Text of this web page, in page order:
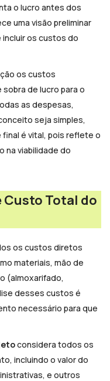
o lucro antes dos
uma visão preliminar
os custos do
os custos
de lucro para o
as despesas,
seja simples,
é vital, pois reflete o
na viabilidade do
Total do
os custos diretos
materiais, mão de
(almoxarifado,
desses custos é
necessário para que
considera todos os
incluindo o valor do
e outros